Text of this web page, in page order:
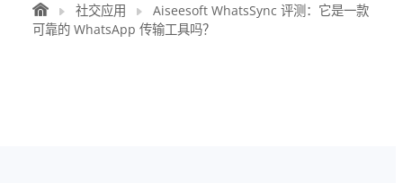
社交应用
Aiseesoft WhatsSync 评测：它是一款
可靠的 WhatsApp 传输工具吗？